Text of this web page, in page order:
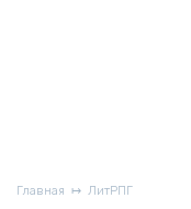
Главная ЛитРПГ